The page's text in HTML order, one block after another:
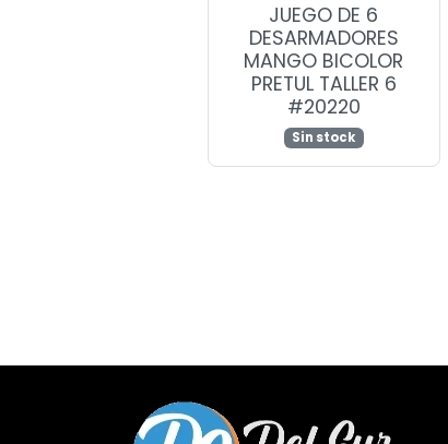
JUEGO DE 6
DESARMADORES
MANGO BICOLOR
PRETUL TALLER 6
#20220
Sin stock